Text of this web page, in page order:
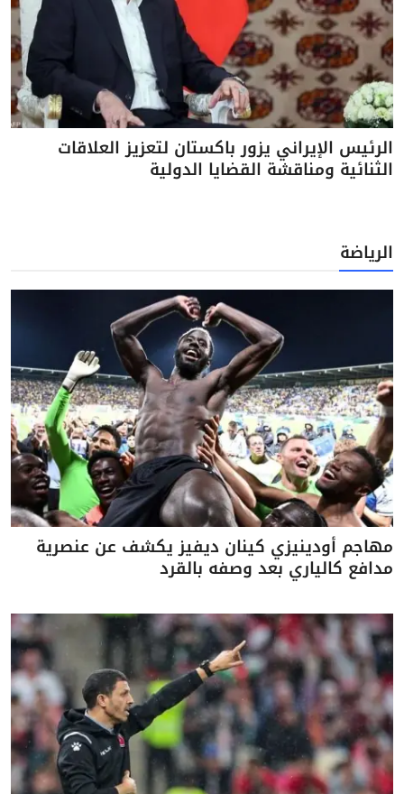
الرئيس الإيراني يزور باكستان لتعزيز العلاقات
الثنائية ومناقشة القضايا الدولية
الرياضة
مهاجم أودينيزي كينان ديفيز يكشف عن عنصرية
مدافع كالياري بعد وصفه بالقرد